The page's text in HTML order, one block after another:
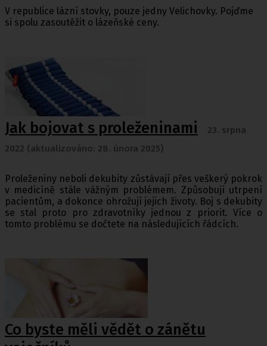
V republice lázní stovky, pouze jedny Velichovky. Pojďme
si spolu zasoutěžit o lázeňské ceny.
Jak bojovat s proleženinami
23. srpna
2022 (aktualizováno: 28. února 2025)
Proleženiny neboli dekubity zůstávají přes veškerý pokrok
v medicíně stále vážným problémem. Způsobují utrpení
pacientům, a dokonce ohrožují jejich životy. Boj s dekubity
se stal proto pro zdravotníky jednou z priorit. Více o
tomto problému se dočtete na následujících řádcích.
Co byste měli vědět o zánětu